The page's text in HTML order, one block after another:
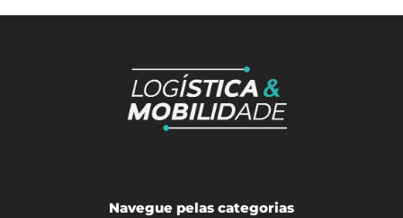
Navegue pelas categorias